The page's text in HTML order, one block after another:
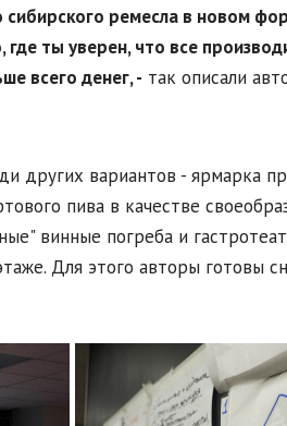
ремесла в новом
ты уверен, что все
всего денег, - так описали
других вариантов - ярмарка
пива в качестве
винные погреба и
Для этого авторы готовы